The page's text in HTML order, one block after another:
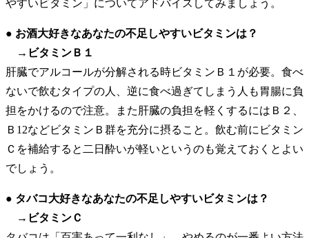
やすいビタミン」についてアドバイスしてみましょう。
● お酒大好きなあなたの不足しやすいビタミンは？
→ビタミンＢ１
肝臓でアルコールが分解される時ビタミンＢ１が必要。食べ
ないで飲むタイプの人、逆に食べ過ぎてしまう人も胃腸に負
担をかけるので注意。また肝臓の負担を軽くするにはＢ２、
Ｂ12などビタミンＢ群を充分に摂ること。飲む前にビタミン
Ｃを補給すると二日酔いが軽いというのも覚えておくとよい
でしょう。
● タバコ大好きなあなたの不足しやすいビタミンは？
→ビタミンＣ